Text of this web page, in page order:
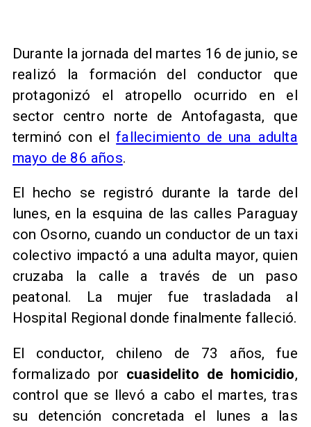
Durante la jornada del martes 16 de junio, se
realizó la formación del conductor que
protagonizó el atropello ocurrido en el
sector centro norte de Antofagasta, que
terminó con elfallecimiento de una adulta
mayo de 86 años.
El hecho se registró durante la tarde del
lunes, en la esquina de las calles Paraguay
con Osorno, cuando un conductor de un taxi
colectivo impactó a una adulta mayor, quien
cruzaba la calle a través de un paso
peatonal. La mujer fue trasladada al
Hospital Regional donde finalmente falleció.
El conductor, chileno de 73 años, fue
formalizado por cuasidelito de homicidio,
control que se llevó a cabo el martes, tras
su detención concretada el lunes a las